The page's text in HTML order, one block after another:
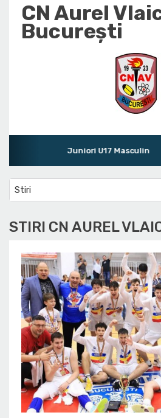
CN Aurel
Bucureşti
Juniori U17 Masculin
Stiri
STIRI CN AUREL